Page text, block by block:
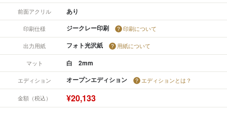
前面アクリル あり
印刷仕様 ジークレー印刷 印刷について
出力用紙 フォト光沢紙 用紙について
マット 白 2mm
エディション オープンエディション エディションとは？
金額（税込） ¥20,133